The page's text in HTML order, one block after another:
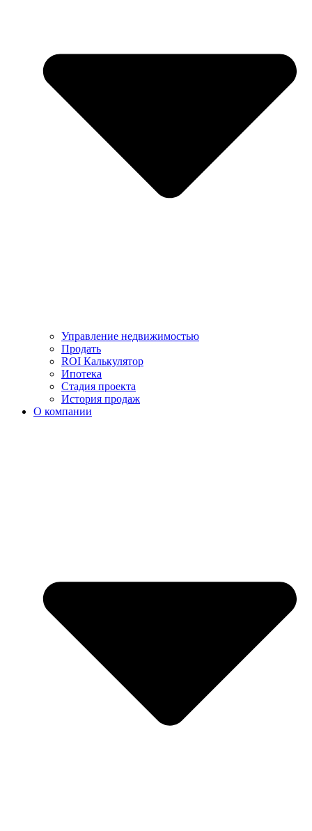
Управление недвижимостью
Продать
ROI Калькулятор
Ипотека
Стадия проекта
История продаж
О компании